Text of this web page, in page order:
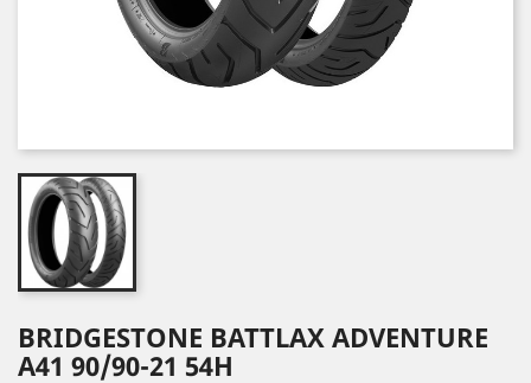
BRIDGESTONE BATTLAX ADVENTURE
A41 90/90-21 54H